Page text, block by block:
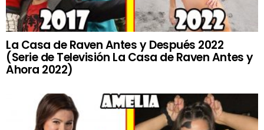
La Casa de Raven Antes y Después 2022
(Serie de Televisión La Casa de Raven Antes y
Ahora 2022)